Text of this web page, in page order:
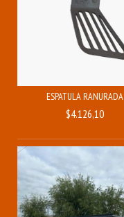
ESPATULA RANURADA
$4.126,10